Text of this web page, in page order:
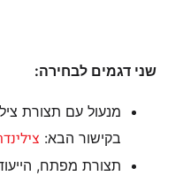
שני דגמים לבחירה:
מנעול עם תצורת
בקישור הבא:
תצורת מפתח,